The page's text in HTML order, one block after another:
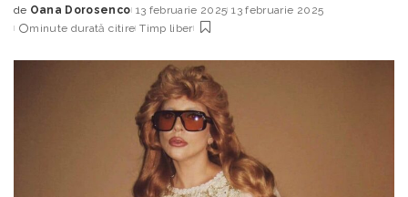
Posted
by
de Oana Dorosenco 13 februarie 2025 13 februarie 2025
minute durată citire Timp liber